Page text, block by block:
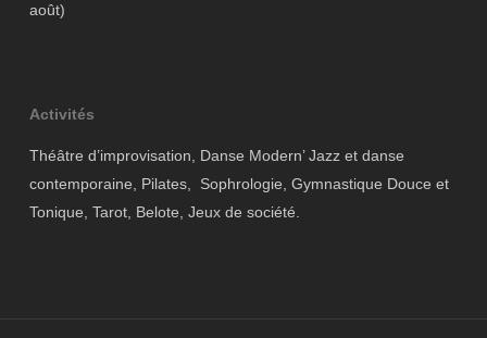
août)
Activités
Théâtre d’improvisation, Danse Modern’ Jazz et danse
contemporaine, Pilates, Sophrologie, Gymnastique Douce et
Tonique, Tarot, Belote, Jeux de société.